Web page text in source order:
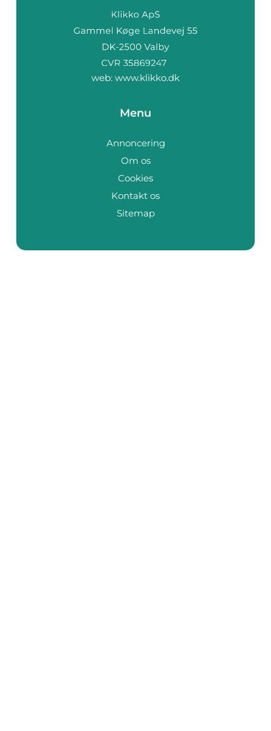
web: www.klikko.dk
Menu
Annoncering
Om os
Cookies
Kontakt os
Sitemap